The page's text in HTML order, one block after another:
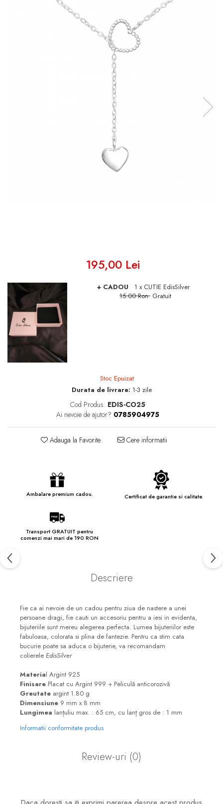
195,00 Lei
+ CADOU 1 x CUTIE EdisSilver
15.00 Ron Gratuit
Stoc Epuizat
Durata de livrare: 1-3 zile
Cod Produs: EDIS-CO25
Ai nevoie de ajutor? 0785904975
Adauga la Favorite Cere informatii
Ambalare premium cadou. Certificat de garantie si calitate.
Transport GRATUIT pentru
comenzi mai mari de 190 RON
Descriere
Fie ca ai nevoie de un cadou pentru ziua de nastere a unei
persoane dragi, fie cauti un accesoriu pentru a iesi in evidenta,
bijuteriile sunt mereu alegerea perfecta. Lumea bijuteriilor este
fabuloasa, colorata si plina de fantezie. Pentru ca stim cata
bucurie poate sa aduca o bijuterie, va recomandam
colierele EdisSilver
Material Argint 925
Finisare Placat cu Argint 999 + Peliculă anticorozivă
Greutate argint 1.80 g
Dimensiune 9 mm x 8 mm
Lungimea lanțuliu max. : 65 cm, cu lanț gros de : 1 mm
Informatii conformitate produs
Review-uri (0)